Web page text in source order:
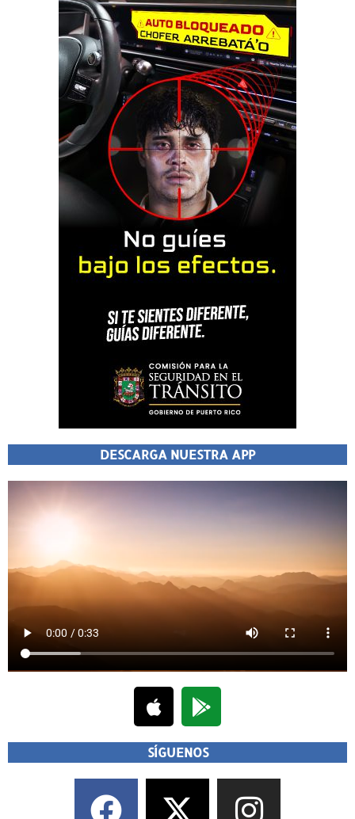
DESCARGA NUESTRA APP
SÍGUENOS